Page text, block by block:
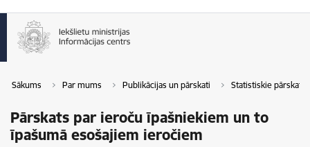
Sākums Par mums Publikācijas un pārskati Statistiskie pārskati
Pārskats par ieroču īpašniekiem un to
īpašumā esošajiem ieročiem